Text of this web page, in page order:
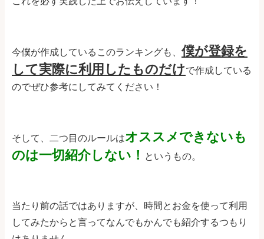
今僕が作成しているこのランキングも、 僕が登録を
して実際に利用したものだけで作成している
のでぜひ参考にしてみてください！
そして、二つ目のルールはオススメできないも
のは一切紹介しない！
というもの。
当たり前の話ではありますが、時間とお金を使って利用
してみたからと言ってなんでもかんでも紹介するつもり